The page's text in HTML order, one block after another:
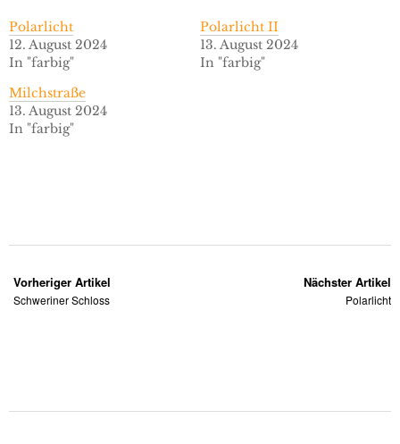
Polarlicht
12. August 2024
In "farbig"
Polarlicht II
13. August 2024
In "farbig"
Milchstraße
13. August 2024
In "farbig"
Vorheriger Artikel
Schweriner Schloss
Nächster Artikel
Polarlicht